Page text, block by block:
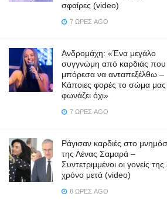
σφαίρες (video)
7 ΏΡΕΣ AGO
Ανδρομάχη: «Ένα μεγάλο
συγγνώμη από καρδιάς που
μπόρεσα να ανταπεξέλθω –
Κάποιες φορές το σώμα μας
φωνάζει όχι»
7 ΏΡΕΣ AGO
Ράγισαν καρδιές στο
της Λένας Σαμαρά –
Συντετριμμένοι οι γονείς της
χρόνο μετά (video)
8 ΏΡΕΣ AGO